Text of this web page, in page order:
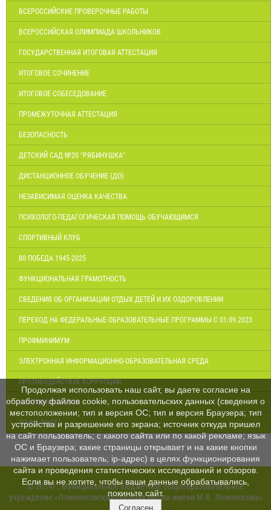
ВСЕРОССИЙСКИЕ ПРОВЕРОЧНЫЕ РАБОТЫ
ВСЕРОССИЙСКАЯ ОЛИМПИАДА ШКОЛЬНИКОВ
ГОСУДАРСТВЕННАЯ ИТОГОВАЯ АТТЕСТАЦИЯ
ИТОГОВОЕ СОЧИНЕНИЕ
ИТОГОВОЕ СОБЕСЕДОВАНИЕ
ПРОМЕЖУТОЧНАЯ АТТЕСТАЦИЯ
БЕЗОПАСНОСТЬ
ДЕТСКИЙ САД №20 "РЯБИНУШКА"
ДИСТАНЦИОННОЕ ОБУЧЕНИЕ (ДО)
НЕЗАВИСИМАЯ ОЦЕНКА КАЧЕСТВА
ПСИХОЛОГО-ПЕДАГОГИЧЕСКАЯ ПОМОЩЬ ОБУЧАЮЩИМСЯ
СПОРТИВНЫЙ КЛУБ
80 ПОБЕДА 1945-2025
ФУНКЦИОНАЛЬНАЯ ГРАМОТНОСТЬ
СВЕДЕНИЯ ОБ ОРГАНИЗАЦИИ ОТДЫХ ДЕТЕЙ И ИХ ОЗДОРОВЛЕНИИ
ПЕРЕХОД НА ФЕДЕРАЛЬНЫЕ ОБРАЗОВАТЕЛЬНЫЕ ПРОГРАММЫ С 01.09.2023
ПРОФМИНИМУМ
ЭЛЕКТРОННАЯ ИНФОРМАЦИОННО-ОБРАЗОВАТЕЛЬНАЯ СРЕДА
ПРОТИВОДЕЙСТВИЕ КОРРУПЦИИ
НАСТАВНИЧЕСТВО
ТОЧКА РОСТА
© 2019г., Муниципальное бюджетное общеобразовательное
учреждение «Ломоносовская средняя школа имени М.В. Ломоносова»
Продолжая использовать наш сайт, вы даете согласие на
обработку файлов cookie, пользовательских данных (сведения о
местоположении; тип и версия ОС; тип и версия Браузера; тип
устройства и разрешение его экрана; источник откуда пришел
на сайт пользователь; с какого сайта или по какой рекламе; язык
ОС и Браузера; какие страницы открывает и на какие кнопки
нажимает пользователь; ip-адрес) в целях функционирования
сайта и проведения статистических исследований и обзоров.
Если вы не хотите, чтобы ваши данные обрабатывались,
покиньте сайт.
Согласен